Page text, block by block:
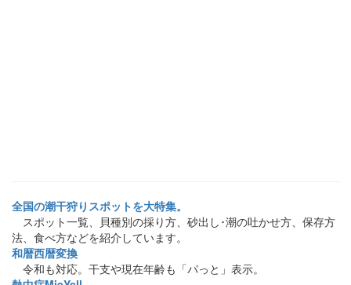
全国の潮干狩りスポットを大特集。
スポット一覧、貝種別の採り方、砂出し･潮の吐かせ方、保存方
法、食べ方などを紹介しています。
和暦西暦変換
令和も対応。干支や現在年齢も「パっと」表示。